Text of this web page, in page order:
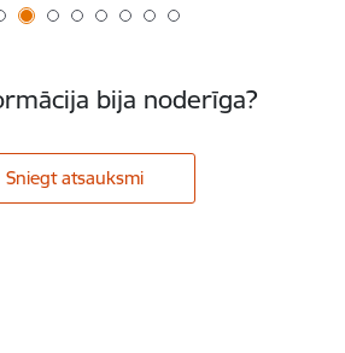
bija noderīga?
Sniegt atsauksmi